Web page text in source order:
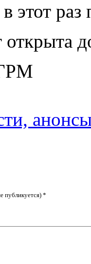
этот
открыта
публикуется) *